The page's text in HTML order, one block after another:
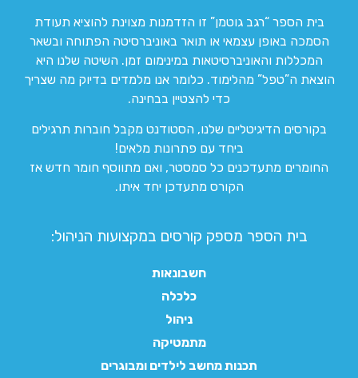
בית הספר “רגב גוטמן” זו הזדמנות מצוינת להוציא תעודת
הסמכה באופן עצמאי או תואר באוניברסיטה הפתוחה ובשאר
המכללות והאוניברסיטאות במינימום זמן. השיטה שלנו היא
הוצאת ה”טפל” מהלימוד. כלומר אנו מלמדים בדיוק מה שצריך
כדי להצטיין בבחינה.
בקורסים הדיגיטליים שלנו, הסטודנט מקבל חוברות תרגילים
ביחד עם פתרונות מלאים!
החומרים מתעדכנים כל סמסטר, ואם מתווסף חומר חדש אז
הקורס מתעדכן יחד איתו.
בית הספר מספק קורסים במקצועות הניהול:
חשבונאות
כלכלה
ניהול
מתמטיקה
תכנות מחשב לילדים ומבוגרים